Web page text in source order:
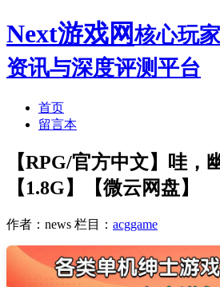
Next游戏网核心玩
资讯与深度评测平台
首页
留言本
【RPG/官方中文】哇，
【1.8G】【微云网盘】
作者：news 栏目： acggame